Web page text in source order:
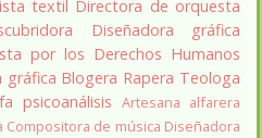
textil Directora de orquesta
Diseñadora gráfica
por los Derechos Humanos
gráfica Blogera Rapera Teologa
psicoanálisis Artesana alfarera
Compositora de música Diseñadora